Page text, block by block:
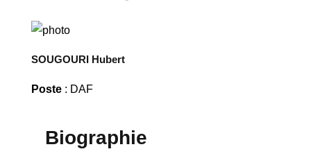
SOUGOURI Hubert
Poste: DAF
Biographie